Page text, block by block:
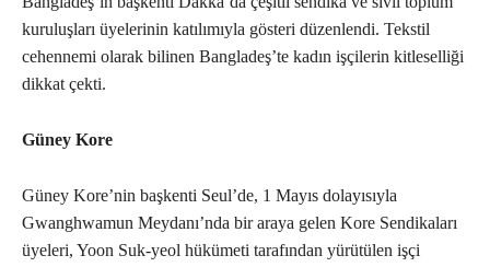
kuruluşları üyelerinin katılımıyla gösteri düzenlendi. Tekstil
cehennemi olarak bilinen Bangladeş’te kadın işçilerin kitleselliği
dikkat çekti.
Güney Kore
Güney Kore’nin başkenti Seul’de, 1 Mayıs dolayısıyla
Gwanghwamun Meydanı’nda bir araya gelen Kore Sendikaları
üyeleri, Yoon Suk-yeol hükümeti tarafından yürütülen işçi